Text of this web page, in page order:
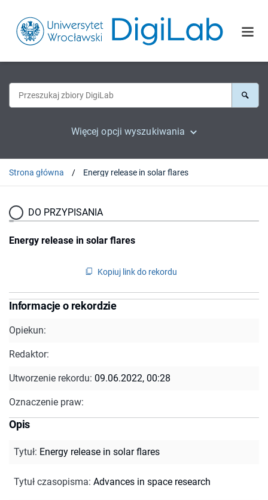
Więcej opcji wyszukiwania
Strona główna Energy release in solar flares
DO PRZYPISANIA
Energy release in solar flares
Kopiuj link do rekordu
Informacje o rekordzie
Opiekun:
Redaktor:
Utworzenie rekordu: 09.06.2022, 00:28
Oznaczenie praw:
Opis
Tytuł: Energy release in solar flares
Tytuł czasopisma: Advances in space research